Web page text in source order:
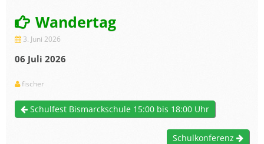
Wandertag
3. Juni 2026
06 Juli 2026
fischer
Schulfest Bismarckschule 15:00 bis 18:00 Uhr
Schulkonferenz